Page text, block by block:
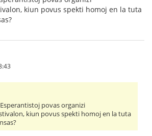
kiun povus spekti homoj en la tuta
povas organizi
kiun povus spekti homoj en la tuta